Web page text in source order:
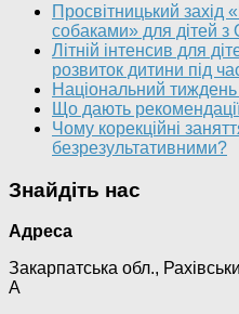
Просвітницький захід
собаками» для дітей з
Літній інтенсив для
розвиток дитини під
Національний тиждень
Що дають
Чому корекційні
безрезультативними?
Знайдіть нас
Адреса
Закарпатська обл.,
А